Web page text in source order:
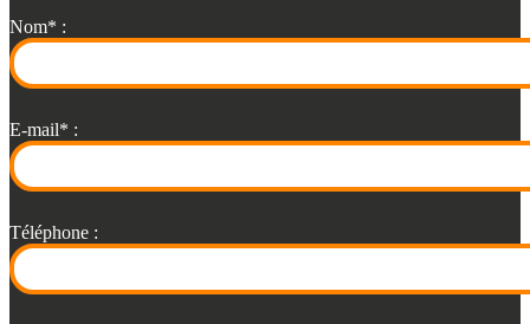
Nom* :
E-mail* :
Téléphone :